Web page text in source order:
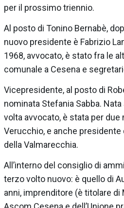
per il prossimo triennio.
Al posto di Tonino Bernabè,
nuovo presidente è Fabrizio
1968, avvocato, è stato fra le
comunale a Cesena e
Vicepresidente, al posto di
nominata Stefania Sabba.
volta avvocato, è stata per due
Verucchio, e anche presidente
della Valmarecchia.
All’interno del consiglio di
terzo volto nuovo: è quello di
anni, imprenditore (è titolare di